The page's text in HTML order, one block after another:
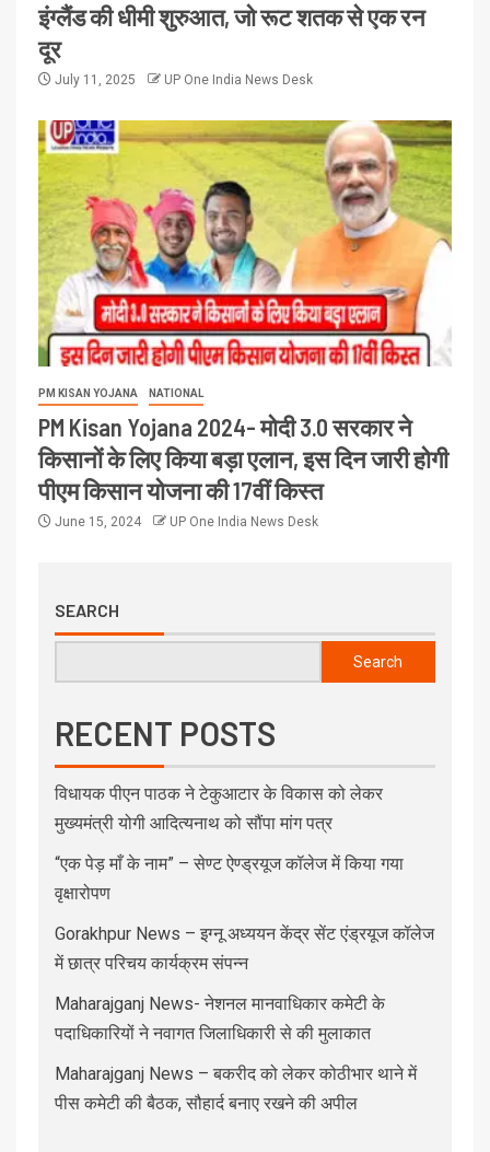
इंग्लैंड की धीमी शुरुआत, जो रूट शतक से एक रन
दूर
July 11, 2025 UP One India News Desk
PM KISAN YOJANA NATIONAL
PM Kisan Yojana 2024- मोदी 3.0 सरकार ने
किसानों के लिए किया बड़ा एलान, इस दिन जारी होगी
पीएम किसान योजना की 17वीं किस्त
June 15, 2024 UP One India News Desk
SEARCH
Search
RECENT POSTS
विधायक पीएन पाठक ने टेकुआटार के विकास को लेकर
मुख्यमंत्री योगी आदित्यनाथ को सौंपा मांग पत्र
“एक पेड़ माँ के नाम” – सेण्ट ऐण्ड्रयूज कॉलेज में किया गया
वृक्षारोपण
Gorakhpur News – इग्नू अध्ययन केंद्र सेंट एंड्रयूज कॉलेज
में छात्र परिचय कार्यक्रम संपन्न
Maharajganj News- नेशनल मानवाधिकार कमेटी के
पदाधिकारियों ने नवागत जिलाधिकारी से की मुलाकात
Maharajganj News – बकरीद को लेकर कोठीभार थाने में
पीस कमेटी की बैठक, सौहार्द बनाए रखने की अपील